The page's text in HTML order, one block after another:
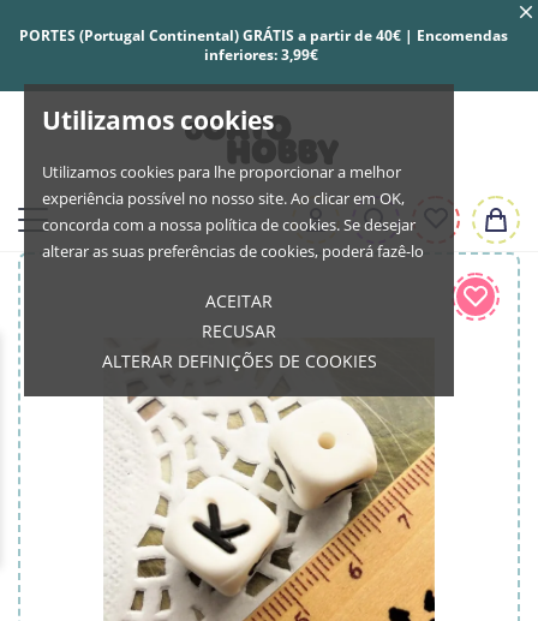
Utilizamos cookies
Utilizamos cookies para lhe proporcionar a melhor
experiência possível no nosso site. Ao clicar em OK,
concorda com a nossa política de cookies. Se desejar
alterar as suas preferências de cookies, poderá fazê-lo
ACEITAR
RECUSAR
ALTERAR DEFINIÇÕES DE COOKIES
PORTES (Portugal Continental) GRÁTIS a partir de 40€ | Encomendas
inferiores: 3,99€